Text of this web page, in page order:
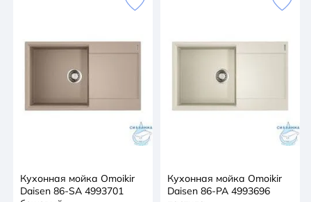
Кухонная мойка Omoikir
Daisen 86-SA 4993701
Кухонная мойка Omoikir
Daisen 86-PA 4993696